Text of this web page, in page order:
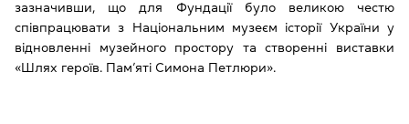
зазначивши, що для Фундації було великою честю
співпрацювати з Національним музеєм історії України у
відновленні музейного простору та створенні виставки
«Шлях героїв. Пам’яті Симона Петлюри».